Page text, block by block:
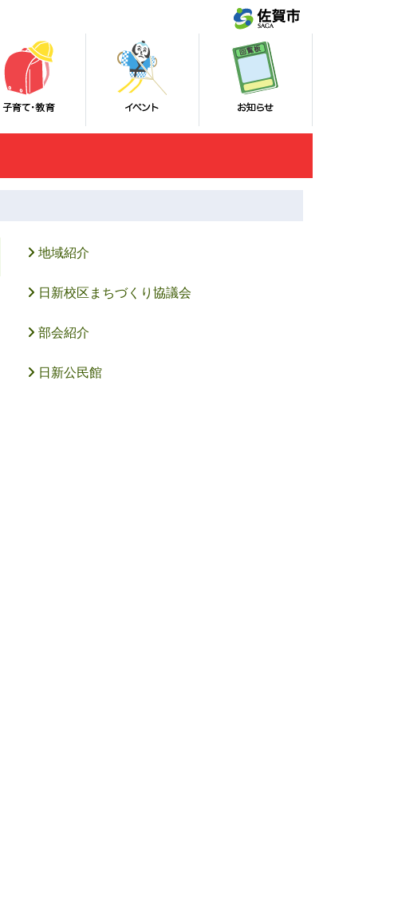
地域紹介
日新校区まちづくり協議会
部会紹介
日新公民館